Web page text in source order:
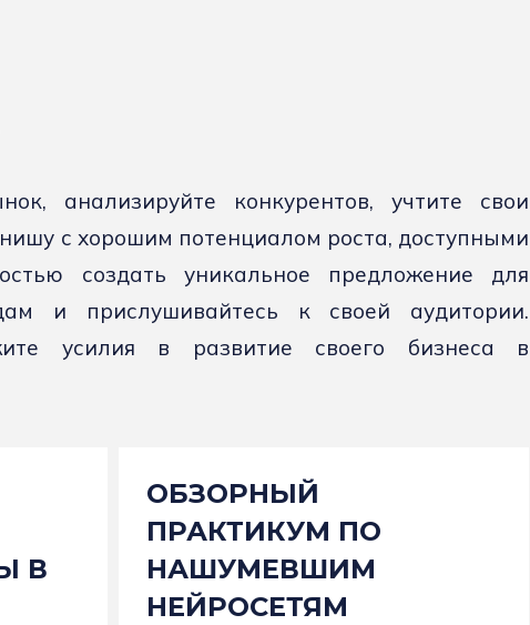
анализируйте конкурентов, учтите свои
с хорошим потенциалом роста, доступными
создать уникальное предложение для
и прислушивайтесь к своей аудитории.
усилия в развитие своего бизнеса в
В
ОБЗОРНЫЙ
ПРАКТИКУМ ПО
НАШУМЕВШИМ
НЕЙРОСЕТЯМ